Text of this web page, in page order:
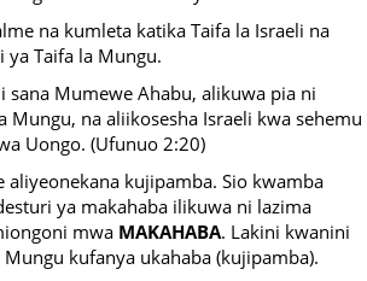
na kumleta katika Taifa la Israeli na
Taifa la Mungu.
sana Mumewe Ahabu, alikuwa pia ni
na aliikosesha Israeli kwa sehemu
Uongo. (Ufunuo 2:20)
kujipamba. Sio kwamba
ya makahaba ilikuwa ni lazima
mwa MAKAHABA. Lakini kwanini
kufanya ukahaba (kujipamba).